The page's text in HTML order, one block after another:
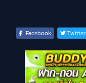
Facebook Twitter